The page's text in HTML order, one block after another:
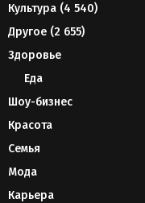
Культура (4 540)
Другое (2 655)
Здоровье
Еда
Шоу-бизнес
Красота
Семья
Мода
Карьера